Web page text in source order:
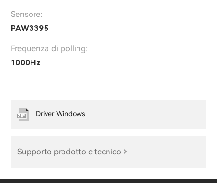
Sensore:
PAW3395
Frequenza di polling:
1000Hz
Supporto prodotto e tecnico
Driver Windows